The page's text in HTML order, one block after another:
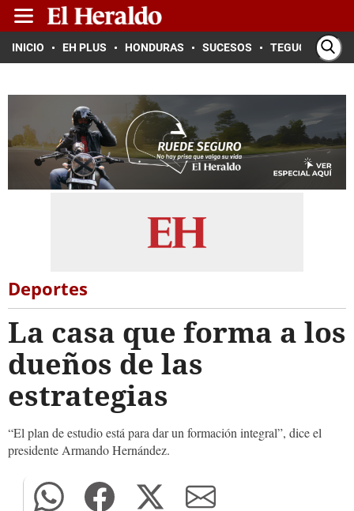
INICIO EH PLUS HONDURAS SUCESOS TEGUCIGALPA
Deportes
La casa que forma a los
dueños de las
estrategias
“El plan de estudio está para dar un formación integral”, dice el
presidente Armando Hernández.